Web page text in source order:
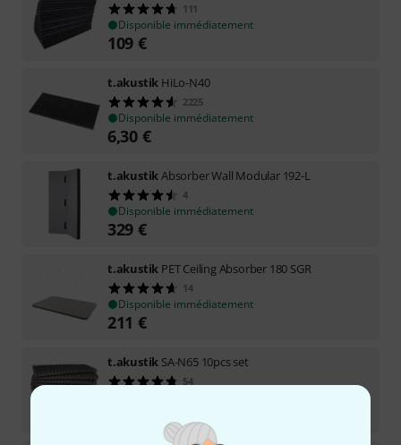
111
Disponible immédiatement
109 €
t.akustik HiLo-N40
2225
Disponible immédiatement
6,30 €
t.akustikAbsorber Wall Modular 192-L
4
Disponible immédiatement
329 €
t.akustik PET Ceiling Absorber 180 SGR
14
Disponible immédiatement
211 €
t.akustik SA-N65 10pcs set
54